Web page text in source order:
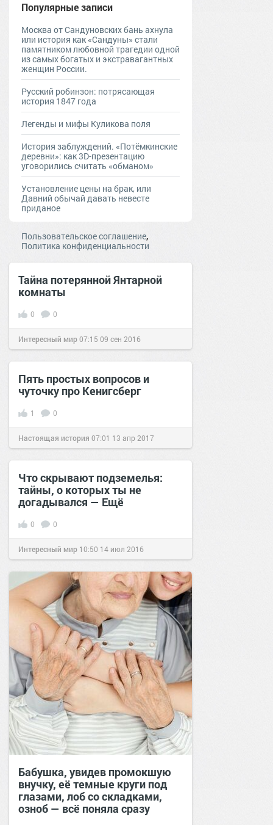
Популярные записи
Москва от Сандуновских бань ахнула
или история как «Сандуны» стали
памятником любовной трагедии одной
из самых богатых и экстравагантных
женщин России.
Русский робинзон: потрясающая
история 1847 года
Легенды и мифы Куликова поля
История заблуждений. «Потёмкинские
деревни»: как 3D-презентацию
уговорились считать «обманом»
Установление цены на брак, или
Давний обычай давать невесте
приданое
Пользовательское соглашение,
Политика конфиденциальности
Тайна потерянной Янтарной
комнаты
0 0
Интересный мир07:15 09 сен 2016
Пять простых вопросов и
чуточку про Кенигсберг
1 0
Настоящая история 07:01 13 апр 2017
Что скрывают подземелья:
тайны, о которых ты не
догадывался — Eщё
0 0
Интересный мир 10:50 14 июл 2016
Бабушка, увидев промокшую
внучку, её темные круги под
глазами, лоб со складками,
озноб — всё поняла сразу